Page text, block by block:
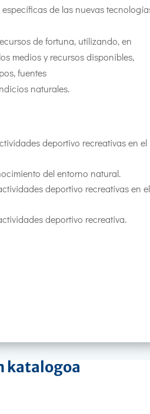
de las nuevas
de fortuna, utilizando, en
medios y recursos disponibles,
fuentes
naturales.
deportivo recreativas en el
del entorno natural.
deportivo recreativas en el
deportivo recreativa.
katalogoa